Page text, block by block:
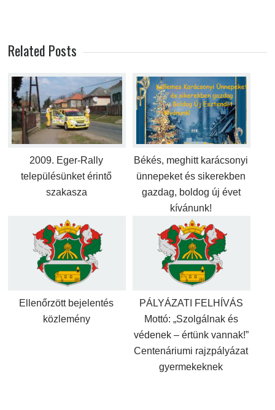
Related Posts
2009. Eger-Rally
településünket érintő
szakasza
Békés, meghitt karácsonyi
ünnepeket és sikerekben
gazdag, boldog új évet
kívánunk!
Ellenőrzött bejelentés
közlemény
PÁLYÁZATI FELHÍVÁS
Mottó: „Szolgálnak és
védenek – értünk vannak!”
Centenáriumi rajzpályázat
gyermekeknek